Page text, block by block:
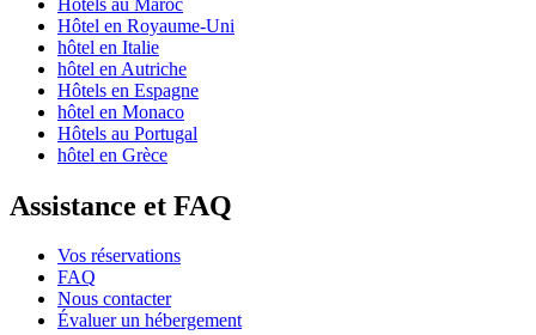
Hôtel en Royaume-Uni
hôtel en Italie
hôtel en Autriche
Hôtels en Espagne
hôtel en Monaco
Hôtels au Portugal
hôtel en Grèce
Assistance et FAQ
Vos réservations
FAQ
Nous contacter
Évaluer un hébergement